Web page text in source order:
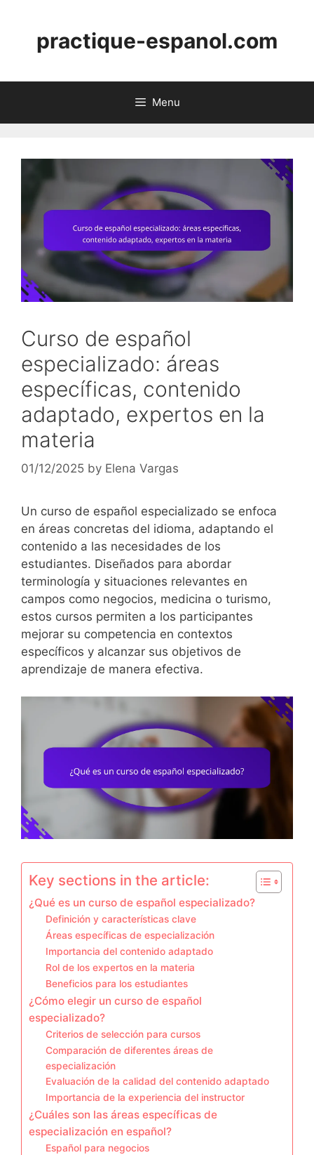
contentpractique-espanol.com
Menu
Curso de español
especializado: áreas
específicas, contenido
adaptado, expertos en la
materia
01/12/2025 by Elena Vargas
Un curso de español especializado se enfoca
en áreas concretas del idioma, adaptando el
contenido a las necesidades de los
estudiantes. Diseñados para abordar
terminología y situaciones relevantes en
campos como negocios, medicina o turismo,
estos cursos permiten a los participantes
mejorar su competencia en contextos
específicos y alcanzar sus objetivos de
aprendizaje de manera efectiva.
Key sections in the article:
¿Qué es un curso de español especializado?
Definición y características clave
Áreas específicas de especialización
Importancia del contenido adaptado
Rol de los expertos en la materia
Beneficios para los estudiantes
¿Cómo elegir un curso de español
especializado?
Criterios de selección para cursos
Comparación de diferentes áreas de
especialización
Evaluación de la calidad del contenido adaptado
Importancia de la experiencia del instructor
¿Cuáles son las áreas específicas de
especialización en español?
Español para negocios